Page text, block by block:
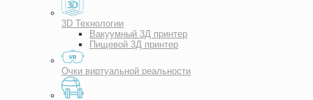
3D Технологии
Вакуумный 3Д принтер
Пищевой 3Д принтер
Очки виртуальной реальности